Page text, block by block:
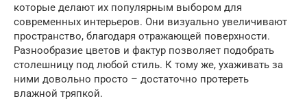
которые делают их популярным выбором для
современных интерьеров. Они визуально увеличивают
пространство, благодаря отражающей поверхности.
Разнообразие цветов и фактур позволяет подобрать
столешницу под любой стиль. К тому же, ухаживать за
ними довольно просто – достаточно протереть
влажной тряпкой.